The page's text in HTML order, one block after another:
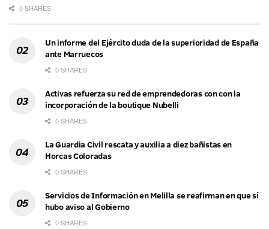
0 SHARES
Un informe del Ejército duda de la superioridad de España
ante Marruecos
0 SHARES
Activas refuerza su red de emprendedoras con con la
incorporación de la boutique Nubelli
0 SHARES
La Guardia Civil rescata y auxilia a diez bañistas en
Horcas Coloradas
0 SHARES
Servicios de Información en Melilla se reafirman en que sí
hubo aviso al Gobierno
0 SHARES